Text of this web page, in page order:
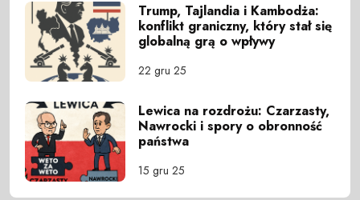
Trump, Tajlandia i Kambodża:
konflikt graniczny, który stał się
globalną grą o wpływy
22 gru 25
Lewica na rozdrożu: Czarzasty,
Nawrocki i spory o obronność
państwa
15 gru 25